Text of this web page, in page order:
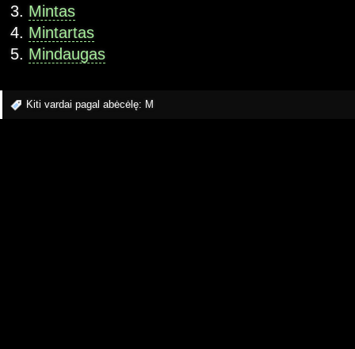
Mintas
Mintartas
Mindaugas
Kiti vardai pagal abėcėlę: M